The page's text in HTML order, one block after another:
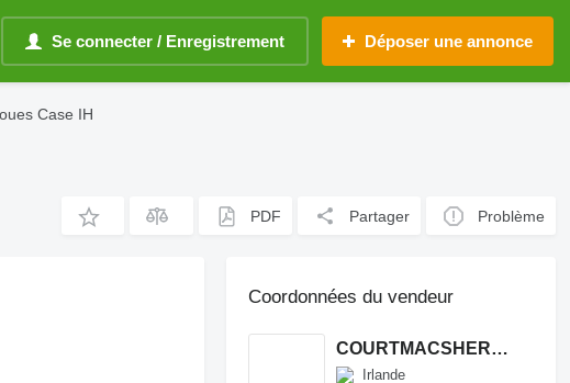
Se connecter / Enregistrement Déposer une annonce
Case IH
PDF Partager Problème
Coordonnées du vendeur
COURTMACSHERRY MACHINERY LTD
Irlande